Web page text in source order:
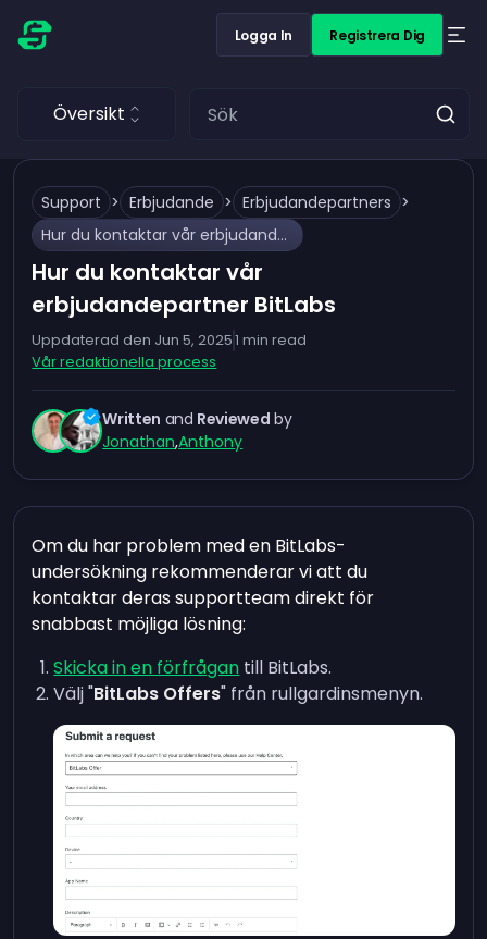
Logga In Registrera Dig
Översikt
Support > Erbjudande > Erbjudandepartners >
Hur du kontaktar vår erbjudandepartner BitLabs
Hur du kontaktar vår
erbjudandepartner BitLabs
Uppdaterad den Jun 5, 20251 min read
Vår redaktionella process
Written and Reviewed by
Jonathan,Anthony
Om du har problem med en BitLabs-
undersökning rekommenderar vi att du
kontaktar deras supportteam direkt för
snabbast möjliga lösning:
Skicka in en förfrågan till BitLabs.
Välj "BitLabs Offers" från rullgardinsmenyn.